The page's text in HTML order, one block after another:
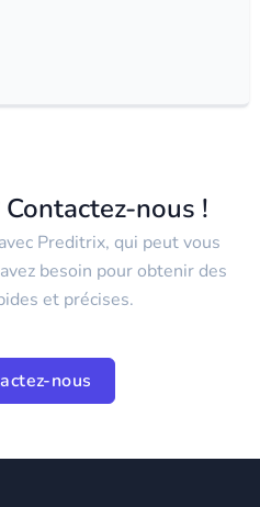
nous !
Preditrix, qui peut vous
besoin pour obtenir des
et précises.
nous